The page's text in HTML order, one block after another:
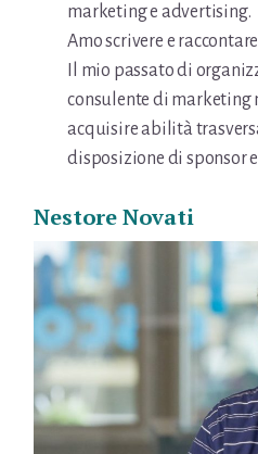
marketing e advertising.
Amo scrivere e
Il mio passato di
consulente di marketing
acquisire abilità
disposizione di sponsor
Nestore Novati